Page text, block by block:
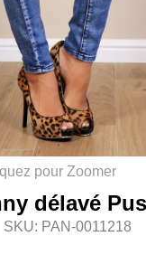
pour Zoomer
délavé
SKU: PAN-0011218